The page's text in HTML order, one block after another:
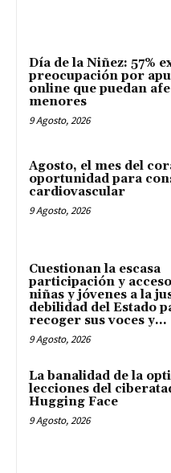
Día de la Niñez: 57%
preocupación por
online que puedan
menores
9 Agosto, 2026
Agosto, el mes del
oportunidad para
cardiovascular
9 Agosto, 2026
Cuestionan la escasa
participación y
niñas y jóvenes a la
debilidad del Estado
recoger sus voces y...
9 Agosto, 2026
La banalidad de la
lecciones del
Hugging Face
9 Agosto, 2026